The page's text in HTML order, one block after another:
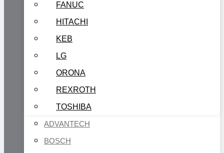
FANUC
HITACHI
KEB
LG
ORONA
REXROTH
TOSHIBA
ADVANTECH
BOSCH